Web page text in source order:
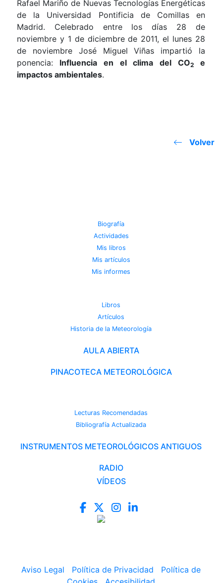
Rafael Mariño de Nuevas Tecnologías Energéticas
de la Universidad Pontificia de Comillas en
Madrid. Celebrado entre los días 28 de
noviembre y 1 de diciembre de 2011, el lunes 28
de noviembre José Miguel Viñas impartió la
ponencia: Influencia en el clima del CO2
e
impactos ambientales.
Volver
Biografía
Actividades
Mis libros
Mis artículos
Mis informes
Libros
Artículos
Historia de la Meteorología
AULA ABIERTA
PINACOTECA METEOROLÓGICA
Lecturas Recomendadas
Bibliografía Actualizada
INSTRUMENTOS METEOROLÓGICOS ANTIGUOS
RADIO
VÍDEOS
Aviso Legal Política de Privacidad
Política de